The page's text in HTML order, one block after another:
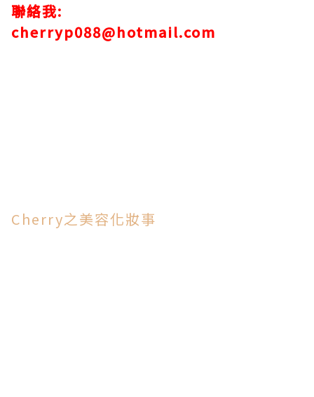
聯絡我:
cherryp088@hotmail.com
Cherry之美容化妝事